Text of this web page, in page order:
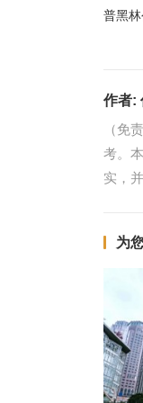
普黑
作者:
（免
考。
实，
为